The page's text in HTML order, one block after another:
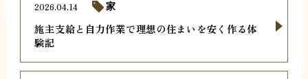
施主支給と自力作業で理想の住まいを安く作る体
験記
2026.04.14 家